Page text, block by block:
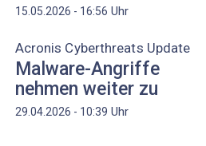
15.05.2026 - 16:56 Uhr
Acronis Cyberthreats Update
Malware-Angriffe
nehmen weiter zu
29.04.2026 - 10:39 Uhr